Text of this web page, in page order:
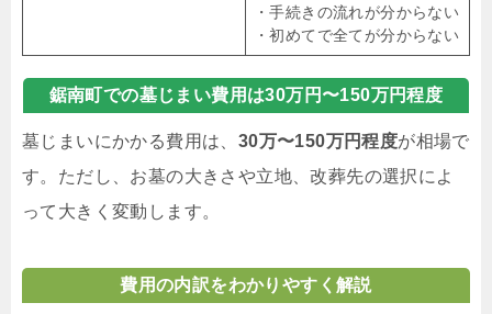
・手続きの流れが分からない
・初めてで全てが分からない
鋸南町での墓じまい費用は30万円〜150万円程度
墓じまいにかかる費用は、 30万〜150万円程度が相場で
す。ただし、お墓の大きさや立地、改葬先の選択によ
って大きく変動します。
費用の内訳をわかりやすく解説